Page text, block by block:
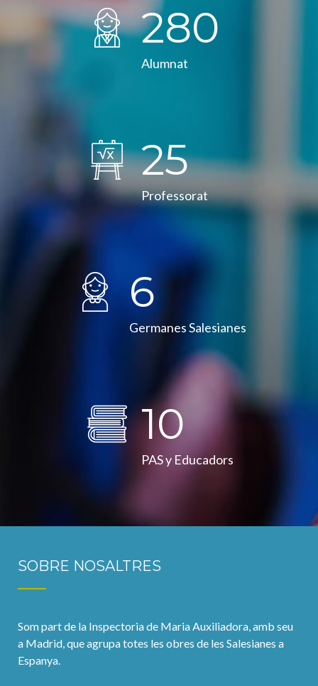
283
Alumnat
25
Professorat
6
Germanes Salesianes
10
PAS y Educadors
SOBRE NOSALTRES
Som part de la Inspectoria de Maria Auxiliadora, amb seu
a Madrid, que agrupa totes les obres de les Salesianes a
Espanya.